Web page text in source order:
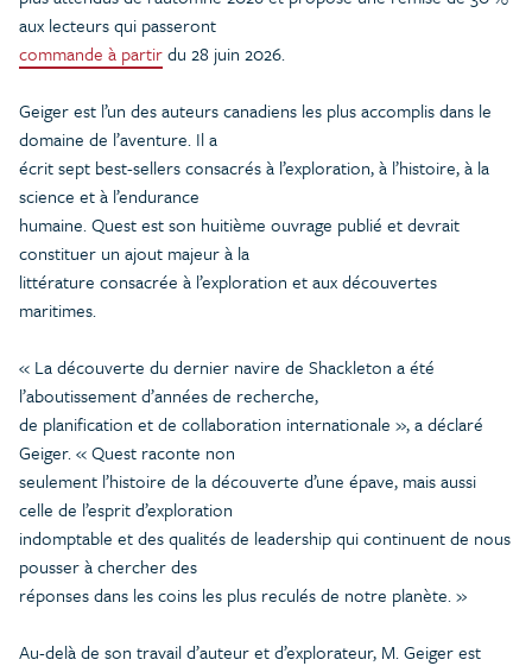
aux lecteurs qui passeront
commande à partirdu 28 juin 2026.
Geiger est l’un des auteurs canadiens les plus accomplis dans le
domaine de l’aventure. Il a
écrit sept best-sellers consacrés à l’exploration, à l’histoire, à la
science et à l’endurance
humaine. Quest est son huitième ouvrage publié et devrait
constituer un ajout majeur à la
littérature consacrée à l’exploration et aux découvertes
maritimes.
« La découverte du dernier navire de Shackleton a été
l’aboutissement d’années de recherche,
de planification et de collaboration internationale », a déclaré
Geiger. « Quest raconte non
seulement l’histoire de la découverte d’une épave, mais aussi
celle de l’esprit d’exploration
indomptable et des qualités de leadership qui continuent de nous
pousser à chercher des
réponses dans les coins les plus reculés de notre planète. »
Au-delà de son travail d’auteur et d’explorateur, M. Geiger est